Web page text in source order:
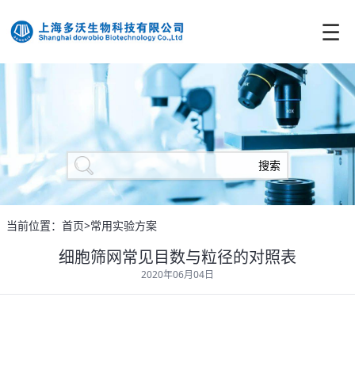
☰
当前位置：首页>常用实验方案
细胞筛网常见目数与粒径的对照表
2020年06月04日